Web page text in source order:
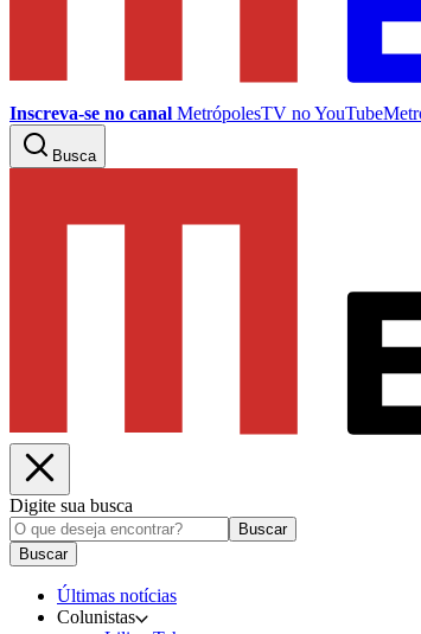
Inscreva-se no canal MetrópolesTV noYouTube
Busca
Digite sua busca
Buscar
Buscar
Últimas notícias
Colunistas